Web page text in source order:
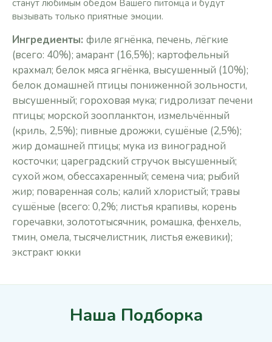
станут любимым обедом Вашего питомца и будут
вызывать только приятные эмоции.
Ингредиенты: филе ягнёнка, печень, лёгкие
(всего: 40%); амарант (16,5%); картофельный
крахмал; белок мяса ягнёнка, высушенный (10%);
белок домашней птицы пониженной зольности,
высушенный; гороховая мука; гидролизат печени
птицы; морской зоопланктон, измельчённый
(криль, 2,5%); пивные дрожжи, сушёные (2,5%);
жир домашней птицы; мука из виноградной
косточки; цареградский стручок высушенный;
сухой жом, обессахаренный; cемена чиа; рыбий
жир; поваренная соль; калий хлористый; травы
сушёные (всего: 0,2%; листья крапивы, корень
горечавки, золототысячник, ромашка, фенхель,
тмин, омела, тысячелистник, листья ежевики);
экстракт юкки
Наша Подборка